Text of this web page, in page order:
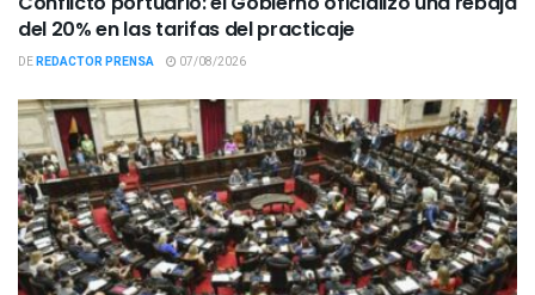
del 20% en las tarifas del practicaje
DEREDACTOR PRENSA 07/08/2026